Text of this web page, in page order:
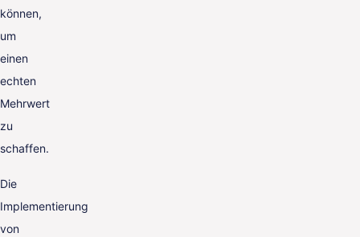
können,
um
einen
echten
Mehrwert
zu
schaffen.
Die
Implementierung
von